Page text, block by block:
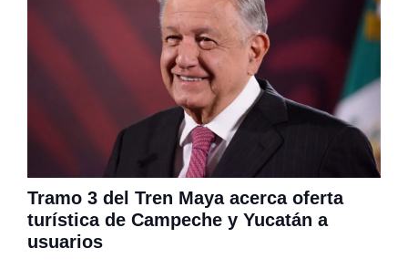
Tramo 3 del Tren Maya acerca oferta
turística de Campeche y Yucatán a
usuarios